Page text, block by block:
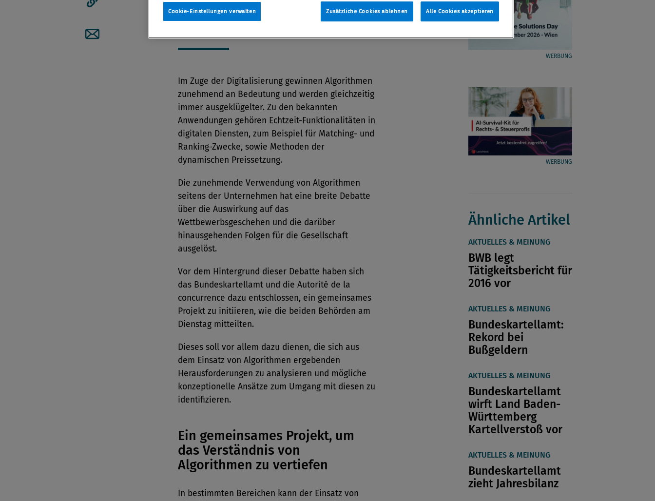
Artikellink kopieren
Artikel per Mail teilen
VonRedaktion
Im Zuge der Digitalisierung gewinnen Algorithmen
zunehmend an Bedeutung und werden gleichzeitig
immer ausgeklügelter. Zu den bekannten
Anwendungen gehören Echtzeit-Funktionalitäten in
digitalen Diensten, zum Beispiel für Matching- und
Ranking-Zwecke, sowie Methoden der
dynamischen Preissetzung.
Die zunehmende Verwendung von Algorithmen
seitens der Unternehmen hat eine breite Debatte
über die Auswirkung auf das
Wettbewerbsgeschehen und die darüber
hinausgehenden Folgen für die Gesellschaft
ausgelöst.
Vor dem Hintergrund dieser Debatte haben sich
das Bundeskartellamt und die Autorité de la
concurrence dazu entschlossen, ein gemeinsames
Projekt zu initiieren, wie die beiden Behörden am
Dienstag mitteilten.
Dieses soll vor allem dazu dienen, die sich aus
dem Einsatz von Algorithmen ergebenden
Herausforderungen zu analysieren und mögliche
konzeptionelle Ansätze zum Umgang mit diesen zu
identifizieren.
Ein gemeinsames Projekt, um
das Verständnis von
Algorithmen zu vertiefen
In bestimmten Bereichen kann der Einsatz von
WERBUNG
WERBUNG
Ähnliche Artikel
AKTUELLES & MEINUNG
BWB legt
Tätigkeitsbericht für
2016 vor
AKTUELLES & MEINUNG
Bundeskartellamt:
Rekord bei
Bußgeldern
AKTUELLES & MEINUNG
Bundeskartellamt
wirft Land Baden-
Württemberg
Kartellverstoß vor
AKTUELLES & MEINUNG
Bundeskartellamt
zieht Jahresbilanz
Zusätzliche Cookies ablehnen Alle Cookies akzeptieren
Cookie-Einstellungen verwalten